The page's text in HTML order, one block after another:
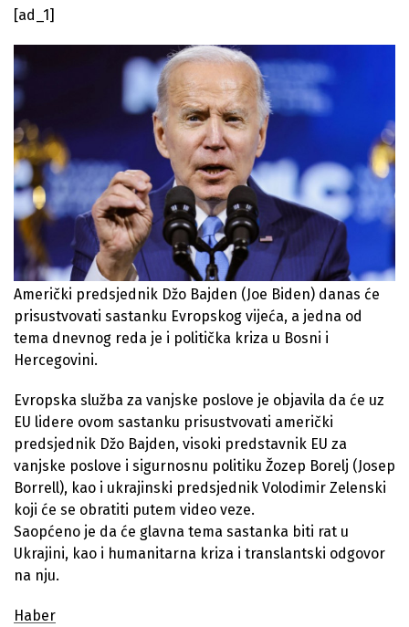
[ad_1]
Američki predsjednik Džo Bajden (Joe Biden) danas će
prisustvovati sastanku Evropskog vijeća, a jedna od
tema dnevnog reda je i politička kriza u Bosni i
Hercegovini.
Evropska služba za vanjske poslove je objavila da će uz
EU lidere ovom sastanku prisustvovati američki
predsjednik Džo Bajden, visoki predstavnik EU za
vanjske poslove i sigurnosnu politiku Žozep Borelj (Josep
Borrell), kao i ukrajinski predsjednik Volodimir Zelenski
koji će se obratiti putem video veze.
Saopćeno je da će glavna tema sastanka biti rat u
Ukrajini, kao i humanitarna kriza i translantski odgovor
na nju.
Haber